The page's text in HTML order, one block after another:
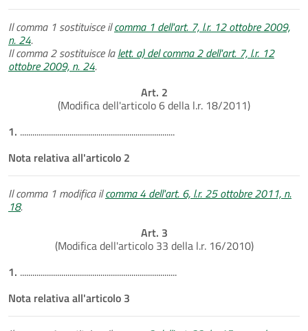
Il comma 1 sostituisce ilcomma 1 dell'art. 7, l.r. 12 ottobre 2009,
n. 24.
Il comma 2 sostituisce lalett. a) del comma 2 dell'art. 7, l.r. 12
ottobre 2009, n. 24.
Art. 2
(Modifica dell'articolo 6 della l.r. 18/2011)
1. ...........................................................................
Nota relativa all'articolo 2
Il comma 1 modifica ilcomma 4 dell'art. 6, l.r. 25 ottobre 2011, n.
18.
Art. 3
(Modifica dell'articolo 33 della l.r. 16/2010)
1. ............................................................................
Nota relativa all'articolo 3